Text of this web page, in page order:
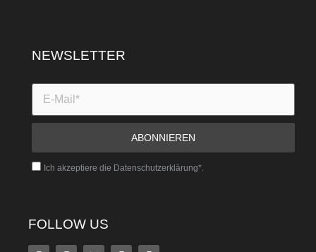
NEWSLETTER
Ich akzeptiere die Datenschutzerklärung*.
FOLLOW US